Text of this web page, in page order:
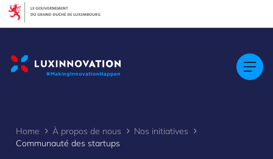
Home À propos de nous
Nos initiatives
Communauté des startups
Cookies management panel